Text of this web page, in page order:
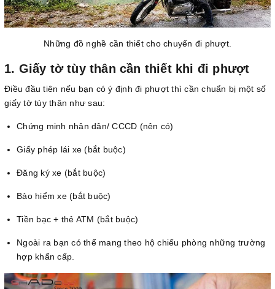
Những đồ nghề cần thiết cho chuyến đi phượt.
1. Giấy tờ tùy thân cần thiết khi đi phượt
Điều đầu tiên nếu bạn có ý định đi phượt thì cần chuẩn bị một số
giấy tờ tùy thân như sau:
Chứng minh nhân dân/ CCCD (nên có)
Giấy phép lái xe (bắt buộc)
Đăng ký xe (bắt buộc)
Bảo hiểm xe (bắt buộc)
Tiền bạc + thẻ ATM (bắt buộc)
Ngoài ra bạn có thể mang theo hộ chiếu phòng những trường
hợp khẩn cấp.